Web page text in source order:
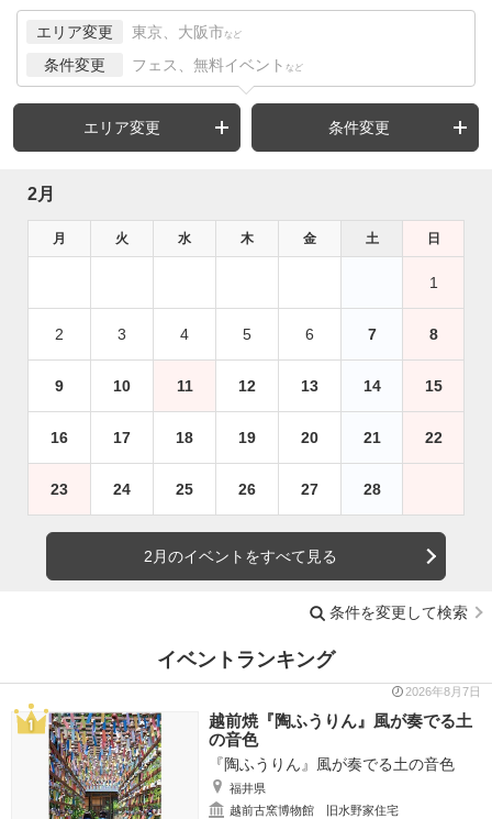
エリア変更 東京、大阪市 など
条件変更 フェス、無料イベント など
エリア変更 条件変更
2月
月 火 水 木 金 土 日
1
2 3 4 5 6 7 8
9 10 11 12 13 14 15
16 17 18 19 20 21 22
23 24 25 26 27 28
2月のイベントをすべて見る
条件を変更して検索
イベントランキング
2026年8月7日
越前焼『陶ふうりん』風が奏でる土
の音色
『陶ふうりん』風が奏でる土の音色
福井県
越前古窯博物館 旧水野家住宅